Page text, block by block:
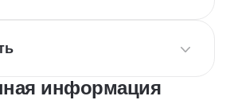
информация